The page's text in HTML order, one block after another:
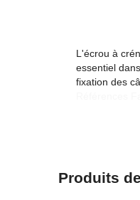
L'écrou à
essentiel
fixation des
Produits